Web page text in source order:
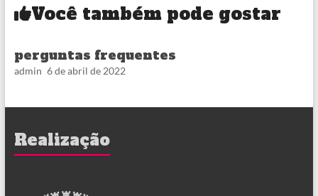
Você também pode gostar
perguntas frequentes
admin 6 de abril de 2022
Realização